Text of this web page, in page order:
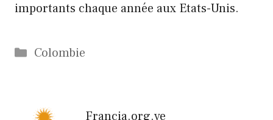
importants chaque année aux Etats-Unis.
Catégories
Colombie
Francia.org.ve